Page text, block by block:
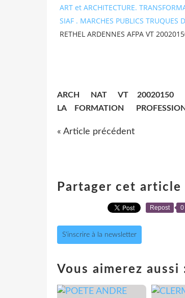
ART et ARCHITECTURE.
SIAF . MARCHES PUBLICS TRUQUES
RETHEL ARDENNES AFPA VT
​ARCH NAT VT 20020150
LA FORMATION
« Article précédent
Partager cet article
Repost 0
S'inscrire à la newsletter
Vous aimerez aussi